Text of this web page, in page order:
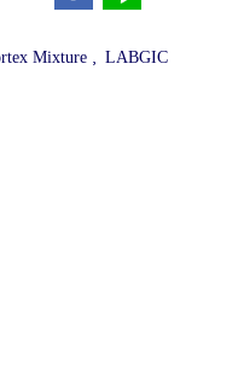
Mixture LABGIC